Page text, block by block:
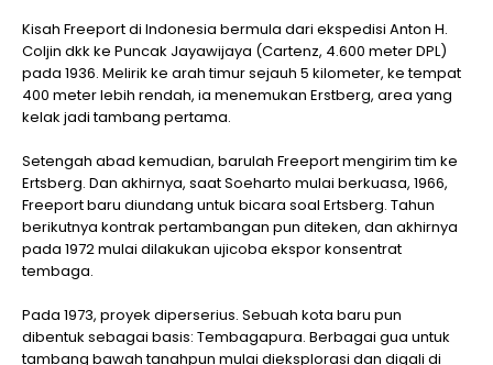
Kisah Freeport di Indonesia bermula dari ekspedisi Anton H.
Coljin dkk ke Puncak Jayawijaya (Cartenz, 4.600 meter DPL)
pada 1936. Melirik ke arah timur sejauh 5 kilometer, ke tempat
400 meter lebih rendah, ia menemukan Erstberg, area yang
kelak jadi tambang pertama.
Setengah abad kemudian, barulah Freeport mengirim tim ke
Ertsberg. Dan akhirnya, saat Soeharto mulai berkuasa, 1966,
Freeport baru diundang untuk bicara soal Ertsberg. Tahun
berikutnya kontrak pertambangan pun diteken, dan akhirnya
pada 1972 mulai dilakukan ujicoba ekspor konsentrat
tembaga.
Pada 1973, proyek diperserius. Sebuah kota baru pun
dibentuk sebagai basis: Tembagapura. Berbagai gua untuk
tambang bawah tanahpun mulai dieksplorasi dan digali di